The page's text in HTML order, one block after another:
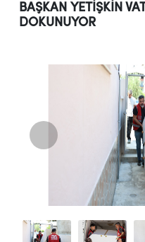
BAŞKAN YETİŞKİN
DOKUNUYOR